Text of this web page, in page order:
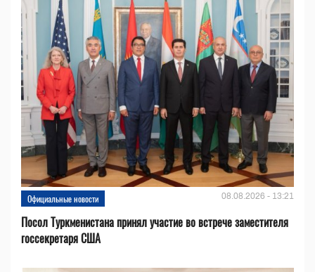
Официальные новости 08.08.2026 - 13:21
Посол Туркменистана принял участие во встрече заместителя
госсекретаря США